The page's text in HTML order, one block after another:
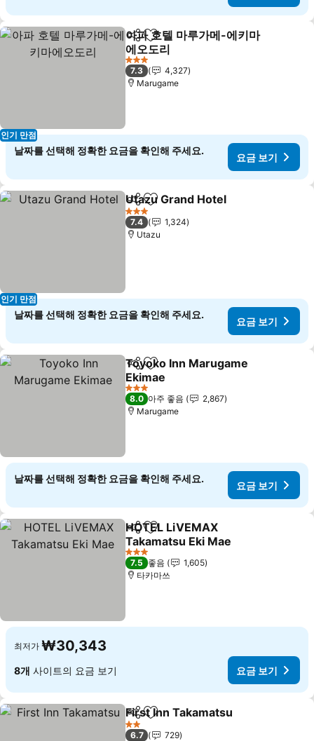
인기 만점
공유 즐겨찾기에 추가
아파 호텔 마루가메-에키마
에오도리
요금 보기
3 성급
7.3
4,327
Marugame
날짜를 선택해 정확한 요금을 확인해 주세요.
요금 보기
인기 만점
공유 즐겨찾기에 추가
Utazu Grand Hotel
3 성급
7.4
1,324
Utazu
날짜를 선택해 정확한 요금을 확인해 주세요.
요금 보기
공유 즐겨찾기에 추가
Toyoko Inn Marugame
Ekimae
요금 보기
3 성급
8.0 아주 좋음
2,867
Marugame
날짜를 선택해 정확한 요금을 확인해 주세요.
요금 보기
공유 즐겨찾기에 추가
HOTEL LiVEMAX
Takamatsu Eki Mae
요금 보기
3 성급
7.5 좋음
1,605
타카마쓰
최저가 ₩30,343
8개 사이트의 요금 보기 요금 보기
공유 즐겨찾기에 추가
First Inn Takamatsu
2 성급
6.7
729